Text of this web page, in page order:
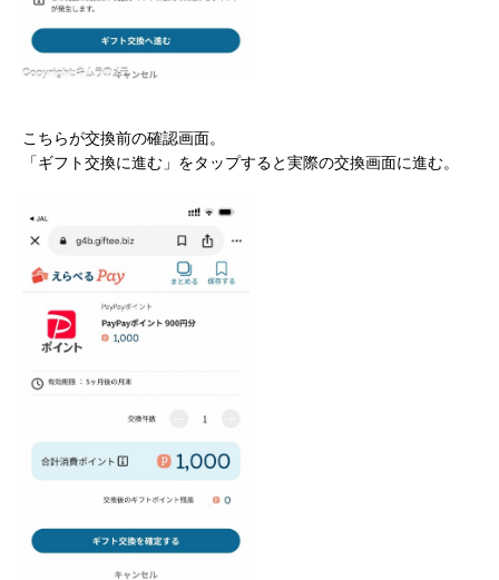
こちらが交換前の確認画面。
「ギフト交換に進む」をタップすると実際の交換画面に進む。